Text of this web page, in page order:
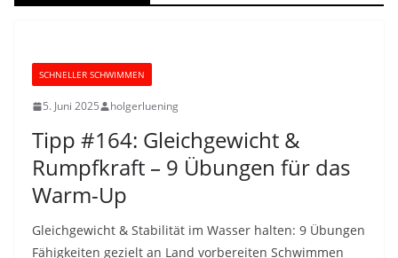
SCHNELLER SCHWIMMEN
5. Juni 2025 holgerluening
Tipp #164: Gleichgewicht &
Rumpfkraft – 9 Übungen für das
Warm-Up
Gleichgewicht & Stabilität im Wasser halten: 9 Übungen
Fähigkeiten gezielt an Land vorbereiten Schwimmen